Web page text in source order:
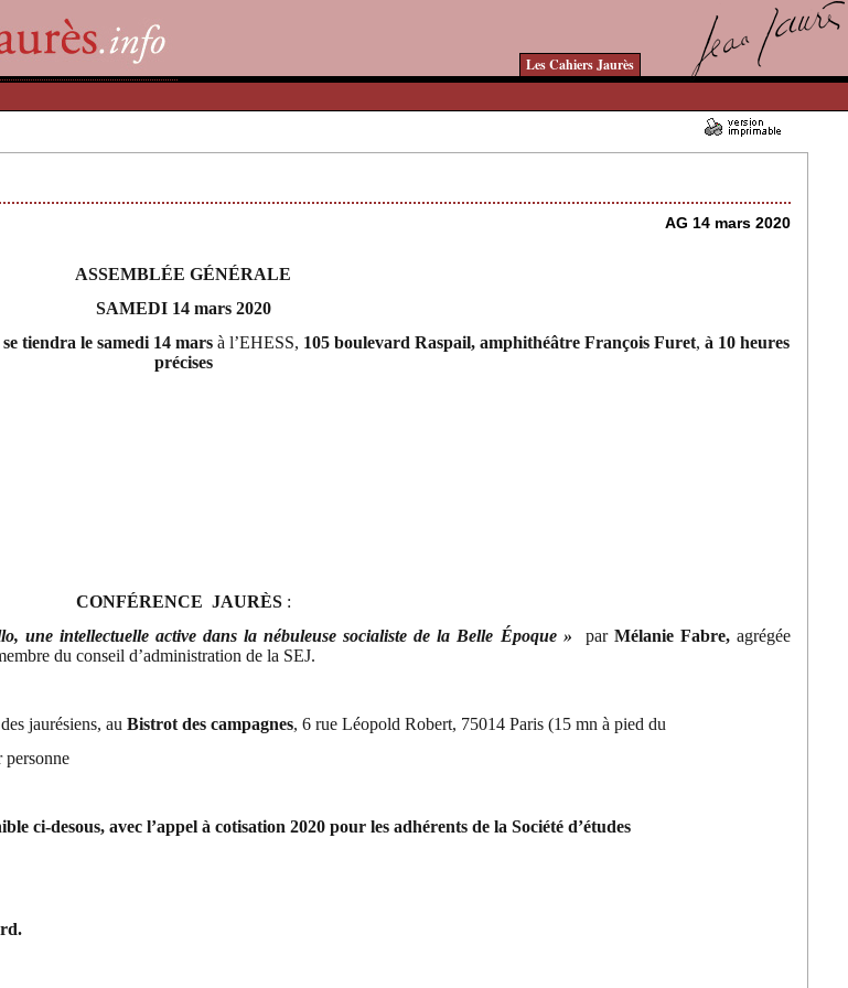
Les Cahiers Jaurès
AG 14 mars 2020
ASSEMBLÉE GÉNÉRALE
SAMEDI 14 mars 2020
se tiendra le samedi 14 marsà l’EHESS, 105 boulevard Raspail, amphithéâtre François Furet, à 10 heures
précises
CONFÉRENCE JAURÈS :
une intellectuelle active dans la nébuleuse socialiste de la Belle Époque »
par Mélanie Fabre,agrégée
du conseil d’administration de la SEJ.
jaurésiens, au Bistrot des campagnes, 6 rue Léopold Robert, 75014 Paris (15 mn à pied du
personne
ci-desous, avec l’appel à cotisation 2020 pour les adhérents de la Société d’études